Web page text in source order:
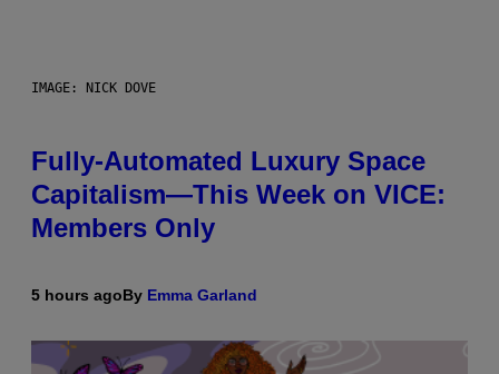
IMAGE: NICK DOVE
Fully-Automated Luxury Space
Capitalism—This Week on VICE:
Members Only
5 hours agoBy Emma Garland